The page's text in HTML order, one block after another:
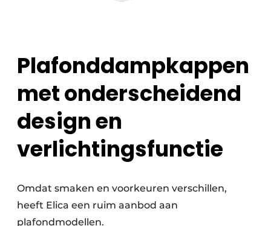
Plafonddampkappen
met onderscheidend
design en
verlichtingsfunctie
Omdat smaken en voorkeuren verschillen,
heeft Elica een ruim aanbod aan
plafondmodellen.